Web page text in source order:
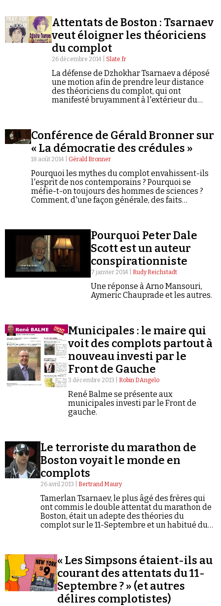
Se connecter
Attentats de Boston : Tsarnaev
veut éloigner les théoriciens
du complot
26 décembre 2014 | Slate.fr
La défense de Dzhokhar Tsarnaev a déposé
une motion afin de prendre leur distance
des théoriciens du complot, qui ont
manifesté bruyamment à l'extérieur du
Conférence de Gérald Bronner sur
« La démocratie des crédules »
18 août 2014 | Gérald Bronner
Pourquoi les mythes du complot envahissent-ils
l'esprit de nos contemporains ? Pourquoi se
méfie-t-on toujours des hommes de sciences ?
Comment, d'une façon générale, des faits
des politiques, en bref, à façonner une partie du
monde dans lequel nous vivons ?
Pourquoi Peter Dale
Scott est un auteur
conspirationniste
7 janvier 2014 | Rudy Reichstadt
Une réponse à Arno Mansouri,
Aymeric Chauprade et les autres.
Municipales : le maire qui
voit des complots partout à
nouveau investi par le
Front de Gauche
3 décembre 2013 | Robin DAngelo
René Balme se présente aux
municipales investi par le Front de
gauche.
Le terroriste du marathon de
Boston voyait le monde en
complots
26 avril 2013 | Bertrand Maury
Tamerlan Tsarnaev, le plus âgé des frères qui
ont commis le double attentat du marathon de
Boston, était un adepte des théories du
complot sur le 11-Septembre et un habitué du
« Les Simpsons étaient-ils au
courant des attentats du 11-
Septembre ? » (et autres
délires complotistes)